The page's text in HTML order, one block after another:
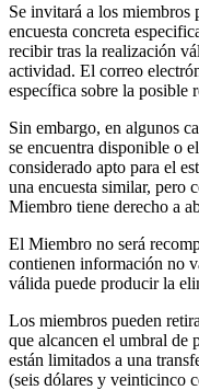
Se invitará a los miembros
encuesta concreta
recibir tras la realización
actividad. El correo
específica sobre la posible
Sin embargo, en algunos
se encuentra disponible o
considerado apto para el
una encuesta similar, pero
Miembro tiene derecho a
El Miembro no será
contienen información no
válida puede producir la
Los miembros pueden
que alcancen el umbral de
están limitados a una
(seis dólares y veinticinco